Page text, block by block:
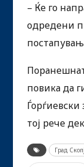
– Ќе го
одредени
повика да
тој рече
Град